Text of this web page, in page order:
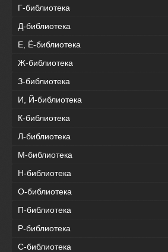
Г-библиотека
Д-библиотека
Е, Ё-библиотека
Ж-библиотека
З-библиотека
И, Й-библиотека
К-библиотека
Л-библиотека
М-библиотека
Н-библиотека
О-библиотека
П-библиотека
Р-библиотека
С-библиотека